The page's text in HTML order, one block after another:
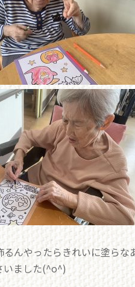
んやったらきれいに塗らな
いました(^o^)